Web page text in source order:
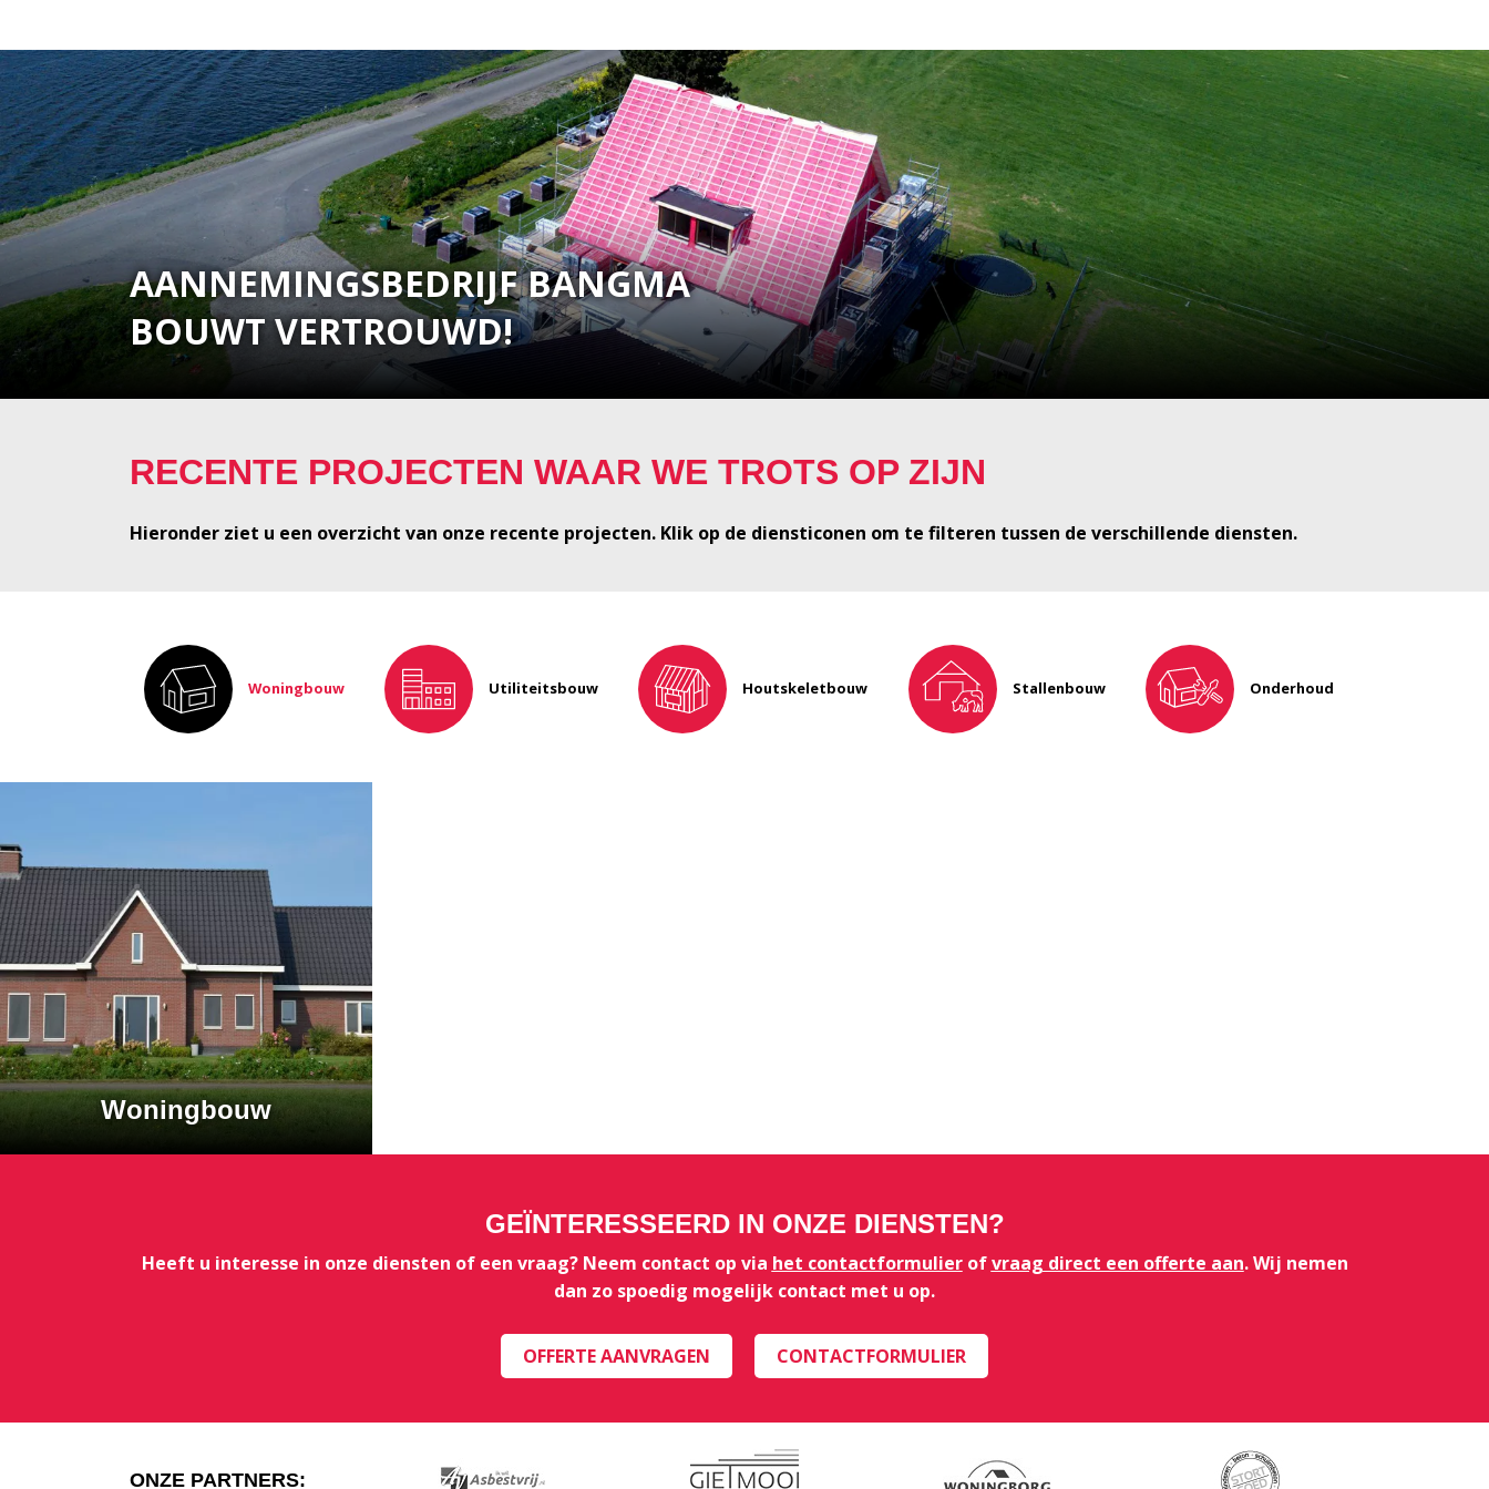
AANNEMINGSBEDRIJF BANGMA
BOUWT VERTROUWD!
RECENTE PROJECTEN WAAR WE TROTS OP ZIJN
Hieronder ziet u een overzicht van onze recente projecten. Klik op de diensticonen om te filteren tussen de verschillende diensten.
Woningbouw Utiliteitsbouw Houtskeletbouw Stallenbouw Onderhoud
Woningbouw
GEÏNTERESSEERD IN ONZE DIENSTEN?
Heeft u interesse in onze diensten of een vraag? Neem contact op via het contactformulierofvraag direct een offerte aan. Wij nemen
dan zo spoedig mogelijk contact met u op.
OFFERTE AANVRAGEN CONTACTFORMULIER
ONZE PARTNERS: